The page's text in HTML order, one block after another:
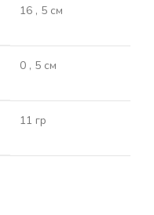
16 , 5 см
0 , 5 см
11 гр